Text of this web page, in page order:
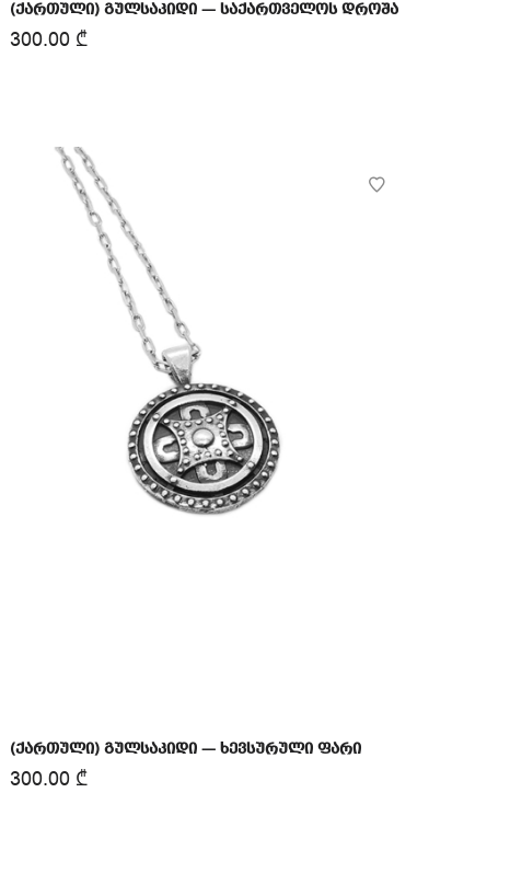
(ქართული) გულსაკიდი — საქართველოს დროშა
300.00 ₾
(ქართული) გულსაკიდი — ხევსურული ფარი
300.00 ₾